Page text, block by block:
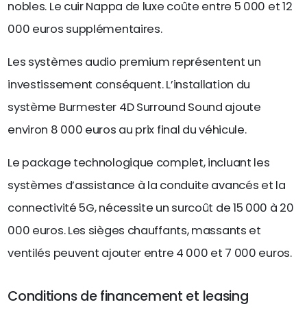
nobles. Le cuir Nappa de luxe coûte entre 5 000 et 12
000 euros supplémentaires.
Les systèmes audio premium représentent un
investissement conséquent. L’installation du
système Burmester 4D Surround Sound ajoute
environ 8 000 euros au prix final du véhicule.
Le package technologique complet, incluant les
systèmes d’assistance à la conduite avancés et la
connectivité 5G, nécessite un surcoût de 15 000 à 20
000 euros. Les sièges chauffants, massants et
ventilés peuvent ajouter entre 4 000 et 7 000 euros.
Conditions de financement et leasing